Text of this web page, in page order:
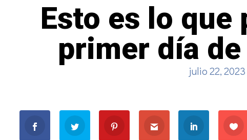
Esto es lo que
primer día
julio 22, 2023